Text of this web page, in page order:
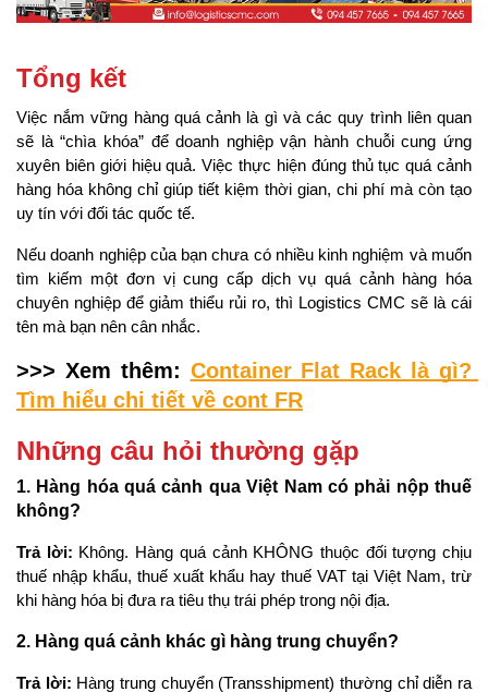
Tổng kết
Việc nắm vững hàng quá cảnh là gì và các quy trình liên quan
sẽ là “chìa khóa” để doanh nghiệp vận hành chuỗi cung ứng
xuyên biên giới hiệu quả. Việc thực hiện đúng thủ tục quá cảnh
hàng hóa không chỉ giúp tiết kiệm thời gian, chi phí mà còn tạo
uy tín với đối tác quốc tế.
Nếu doanh nghiệp của bạn chưa có nhiều kinh nghiệm và muốn
tìm kiếm một đơn vị cung cấp dịch vụ quá cảnh hàng hóa
chuyên nghiệp để giảm thiểu rủi ro, thì Logistics CMC sẽ là cái
tên mà bạn nên cân nhắc.
>>> Xem thêm: Container Flat Rack là gì?
Tìm hiểu chi tiết về cont FR
Những câu hỏi thường gặp
1. Hàng hóa quá cảnh qua Việt Nam có phải nộp thuế
không?
Trả lời: Không. Hàng quá cảnh KHÔNG thuộc đối tượng chịu
thuế nhập khẩu, thuế xuất khẩu hay thuế VAT tại Việt Nam, trừ
khi hàng hóa bị đưa ra tiêu thụ trái phép trong nội địa.
2. Hàng quá cảnh khác gì hàng trung chuyển?
Trả lời: Hàng trung chuyển (Transshipment) thường chỉ diễn ra